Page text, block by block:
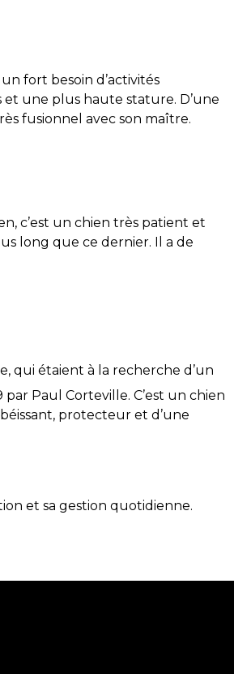
fort besoin d’activités
et une plus haute stature. D’une
fusionnel avec son maître.
c’est un chien très patient et
long que ce dernier. Il a de
qui étaient à la recherche d’un
Paul Corteville. C’est un chien
protecteur et d’une
et sa gestion quotidienne.